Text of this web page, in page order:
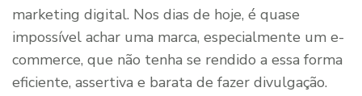
marketing digital. Nos dias de hoje, é quase
impossível achar uma marca, especialmente um e-
commerce, que não tenha se rendido a essa forma
eficiente, assertiva e barata de fazer divulgação.